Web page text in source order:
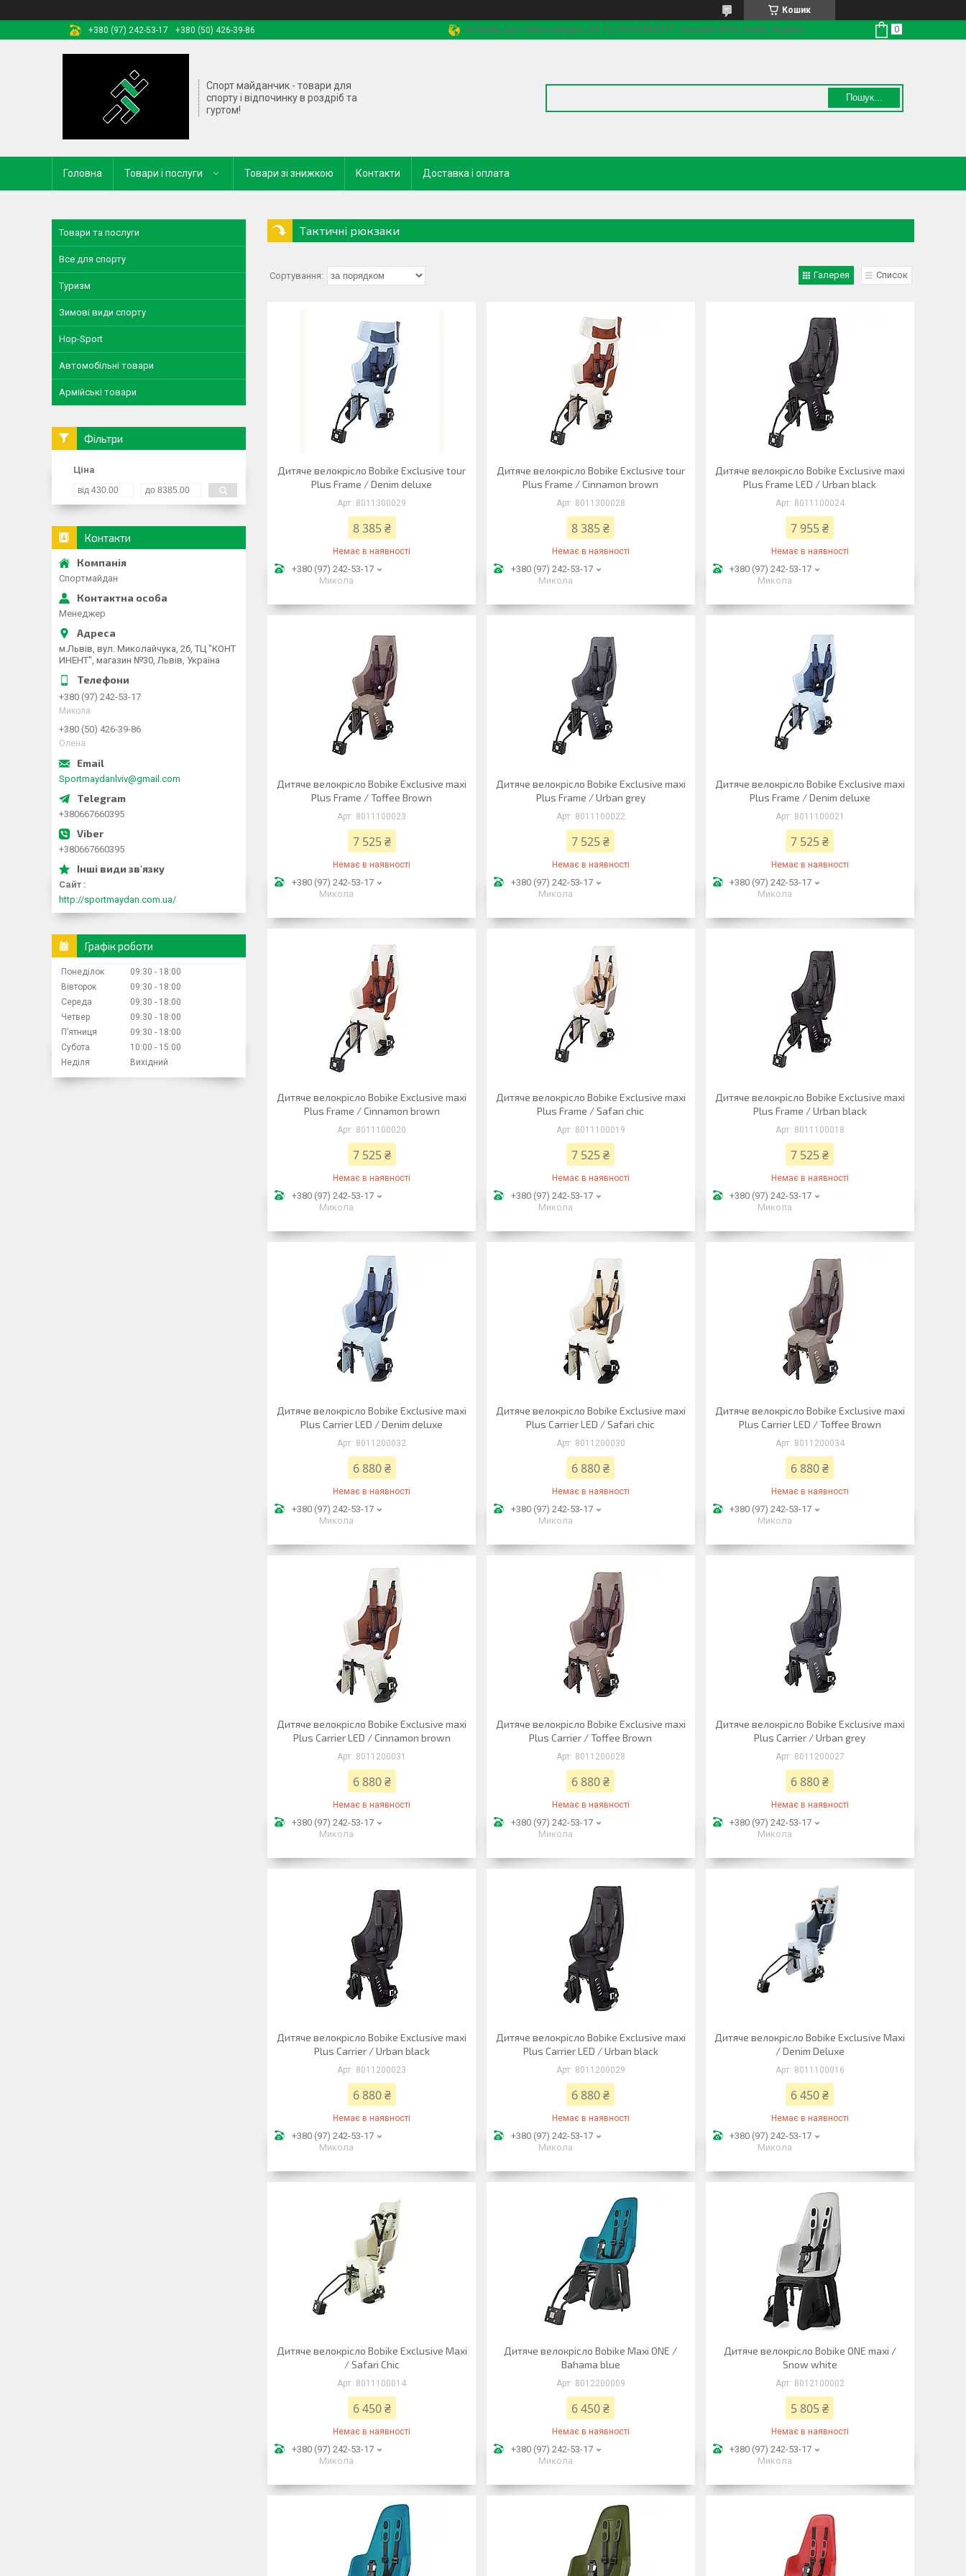
Кошик
+380 (97) 242-53-17
+380 (50) 426-39-86 м.Львів, вул. Миколайчука, 2б, ТЦ "КОНТИНЕНТ", магазин №30, Львів, Україна
Спорт майданчик - товари для
спорту і відпочинку в роздріб та
гуртом!
Пошук...
Головна Товари і послуги Товари зі знижкою Контакти Доставка і оплата
Тактичні рюкзаки
Галерея Список
Дитяче велокрісло Bobike Exclusive tour
Plus Frame / Denim deluxe
8011300029
8 385 ₴
Немає в наявності
+380 (97) 242-53-17
Микола
Дитяче велокрісло Bobike Exclusive tour
Plus Frame / Cinnamon brown
8011300028
8 385 ₴
Немає в наявності
+380 (97) 242-53-17
Микола
Дитяче велокрісло Bobike Exclusive maxi
Plus Frame LED / Urban black
8011100024
7 955 ₴
Немає в наявності
+380 (97) 242-53-17
Микола
Дитяче велокрісло Bobike Exclusive maxi
Plus Frame / Toffee Brown
8011100023
7 525 ₴
Немає в наявності
+380 (97) 242-53-17
Микола
Дитяче велокрісло Bobike Exclusive maxi
Plus Frame / Urban grey
8011100022
7 525 ₴
Немає в наявності
+380 (97) 242-53-17
Микола
Дитяче велокрісло Bobike Exclusive maxi
Plus Frame / Denim deluxe
8011100021
7 525 ₴
Немає в наявності
+380 (97) 242-53-17
Микола
Дитяче велокрісло Bobike Exclusive maxi
Plus Frame / Cinnamon brown
8011100020
7 525 ₴
Немає в наявності
+380 (97) 242-53-17
Микола
Дитяче велокрісло Bobike Exclusive maxi
Plus Frame / Safari chic
8011100019
7 525 ₴
Немає в наявності
+380 (97) 242-53-17
Микола
Дитяче велокрісло Bobike Exclusive maxi
Plus Frame / Urban black
8011100018
7 525 ₴
Немає в наявності
+380 (97) 242-53-17
Микола
Дитяче велокрісло Bobike Exclusive maxi
Plus Carrier LED / Denim deluxe
8011200032
6 880 ₴
Немає в наявності
+380 (97) 242-53-17
Микола
Дитяче велокрісло Bobike Exclusive maxi
Plus Carrier LED / Safari chic
8011200030
6 880 ₴
Немає в наявності
+380 (97) 242-53-17
Микола
Дитяче велокрісло Bobike Exclusive maxi
Plus Carrier LED / Toffee Brown
8011200034
6 880 ₴
Немає в наявності
+380 (97) 242-53-17
Микола
Дитяче велокрісло Bobike Exclusive maxi
Plus Carrier LED / Cinnamon brown
8011200031
6 880 ₴
Немає в наявності
+380 (97) 242-53-17
Микола
Дитяче велокрісло Bobike Exclusive maxi
Plus Carrier / Toffee Brown
8011200028
6 880 ₴
Немає в наявності
+380 (97) 242-53-17
Микола
Дитяче велокрісло Bobike Exclusive maxi
Plus Carrier / Urban grey
8011200027
6 880 ₴
Немає в наявності
+380 (97) 242-53-17
Микола
Дитяче велокрісло Bobike Exclusive maxi
Plus Carrier / Urban black
8011200023
6 880 ₴
Немає в наявності
+380 (97) 242-53-17
Микола
Дитяче велокрісло Bobike Exclusive maxi
Plus Carrier LED / Urban black
8011200029
6 880 ₴
Немає в наявності
+380 (97) 242-53-17
Микола
Дитяче велокрісло Bobike Exclusive Maxi
/ Denim Deluxe
8011100016
6 450 ₴
Немає в наявності
+380 (97) 242-53-17
Микола
Дитяче велокрісло Bobike Exclusive Maxi
/ Safari Chic
8011100014
6 450 ₴
Немає в наявності
+380 (97) 242-53-17
Микола
Дитяче велокрісло Bobike Maxi ONE /
Bahama blue
8012200009
6 450 ₴
Немає в наявності
+380 (97) 242-53-17
Микола
Дитяче велокрісло Bobike ONE maxi /
Snow white
8012100002
5 805 ₴
Немає в наявності
+380 (97) 242-53-17
Микола
Товари та послуги
Все для спорту
Туризм
Зимові види спорту
Hop-Sport
Автомобільні товари
Армійські товари
Фільтри
Ціна
Контакти
Спортмайдан
Менеджер
м.Львів, вул. Миколайчука, 2б, ТЦ "КОНТ
ИНЕНТ", магазин №30, Львів, Україна
+380 (97) 242-53-17
Микола
+380 (50) 426-39-86
Олена
Sportmaydanlviv@gmail.com
+380667660395
+380667660395
Сайт
http://sportmaydan.com.ua/
Графік роботи
Понеділок 09:30
18:00
Вівторок
09:30
18:00
Середа
09:30
18:00
Четвер
09:30
18:00
Пʼятниця
09:30
18:00
Субота
10:00
15:00
Неділя
Вихідний